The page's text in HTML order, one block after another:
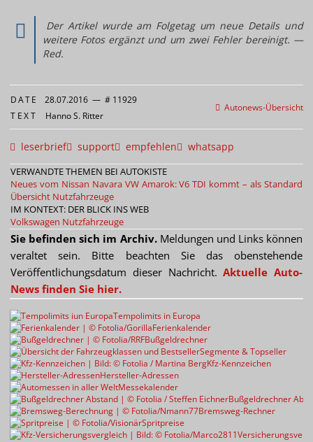
Der Artikel wurde am Folgetag um neue Details und
weitere Fotos ergänzt und um zwei Fehler bereinigt. —
Red.
Autonews-Übersicht
DATE 28.07.2016 — # 11929
TEXT Hanno S. Ritter
leserbrief support empfehlen whatsapp
VERWANDTE THEMEN BEI AUTOKISTE
Neues vom Nissan Navara VW Amarok: V6 TDI kommt – als Standard
Übersicht Nutzfahrzeuge
IM KONTEXT: DER BLICK INS WEB
Volkswagen Nutzfahrzeuge
Sie befinden sich im Archiv.Meldungen und Links können
veraltet sein. Bitte beachten Sie das obenstehende
Veröffentlichungsdatum dieser Nachricht.Aktuelle Auto-
News finden Sie hier.
Tempolimits in Europa
Ferienkalender
Bußgeldrechner
Segmente & Topseller
Kfz-Kennzeichen
Hersteller-Adressen
Messekalender
Bußgeldrechner
Bremsweg-Rechner
Spritpreise